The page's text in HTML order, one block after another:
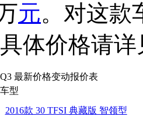
元。对这款
体价格请
Q3 最新价格变动报价表
车型
2016款 30 TFSI 典藏版 智领型